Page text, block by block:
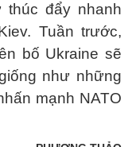
đẩy nhanh
Tuần trước,
bố Ukraine sẽ
như những
mạnh NATO